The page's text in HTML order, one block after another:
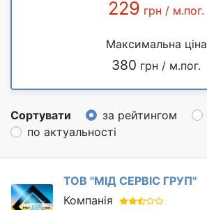
229 грн / м.пог.
Максимальна ціна
380 грн / м.пог.
Сортувати за рейтингом
по актуальності
ТОВ "МІД СЕРВІС ГРУП"
Компанія